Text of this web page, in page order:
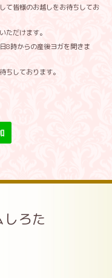
て皆様のお越しをお待ちしてお
ただけます。
8時からの産後ヨガを開きま
ちしております。
ろた